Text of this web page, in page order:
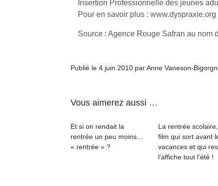
Insertion Professionnelle des jeunes
Pour en savoir plus :
Source : Agence Rouge Safran au nom
Publié le 4 juin 2010 par Anne Vaneson-
Vous aimerez aussi …
Et si on rendait la
rentrée un peu moins…
« rentrée » ?
La rentrée
film qui sort avant
vacances et qui
l’affiche tout l’été !